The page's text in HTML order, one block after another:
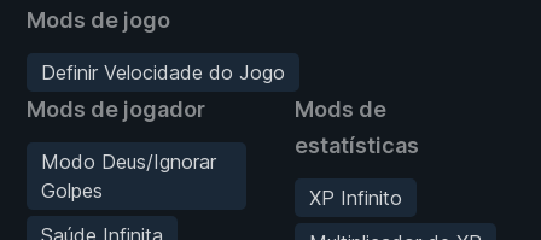
Mods de jogo
Definir Velocidade do Jogo
Mods de jogador
Modo Deus/Ignorar
Golpes
Saúde Infinita
Mods de
estatísticas
XP Infinito